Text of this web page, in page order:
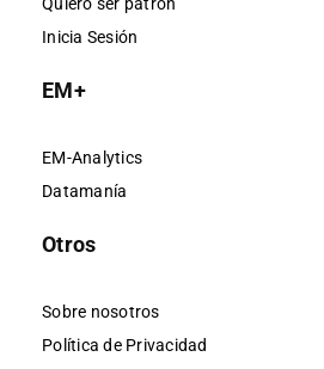
Inicia Sesión
EM+
EM-Analytics
Datamanía
Otros
Sobre nosotros
Política de Privacidad